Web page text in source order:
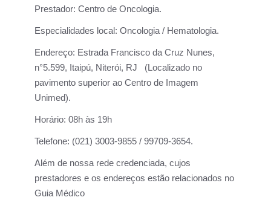
Prestador: Centro de Oncologia.
Especialidades local: Oncologia / Hematologia.
Endereço: Estrada Francisco da Cruz Nunes,
n°5.599, Itaipú, Niterói, RJ (Localizado no
pavimento superior ao Centro de Imagem
Unimed).
Horário: 08h às 19h
Telefone: (021) 3003-9855 / 99709-3654.
Além de nossa rede credenciada, cujos
prestadores e os endereços estão relacionados no
Guia Médico